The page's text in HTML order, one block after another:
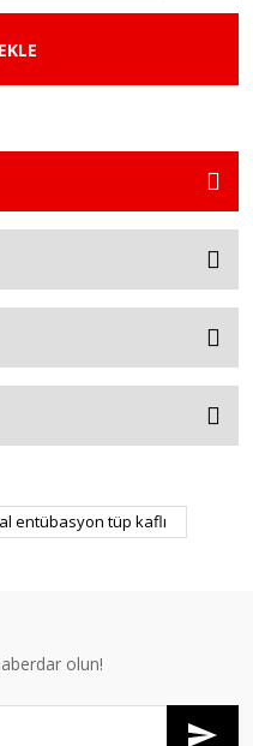
entübasyon tüp kaflı
olun!